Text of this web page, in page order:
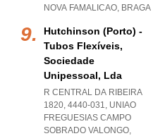
NOVA FAMALICAO, BRAGA
Hutchinson (porto) -
Tubos Flexíveis,
Sociedade
Unipessoal, Lda
R CENTRAL DA RIBEIRA
1820, 4440-031, UNIAO
FREGUESIAS CAMPO
SOBRADO VALONGO,